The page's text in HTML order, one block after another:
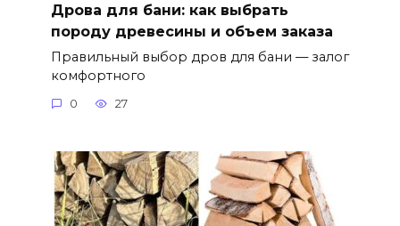
Дрова для бани: как выбрать
породу древесины и объем заказа
Правильный выбор дров для бани — залог
комфортного
0 27